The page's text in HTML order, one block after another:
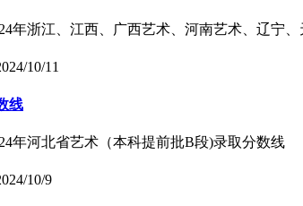
年浙江、江西、广西艺术、河南艺术、辽宁
10/11
线
年河北省艺术（本科提前批B段)录取分数线
10/9